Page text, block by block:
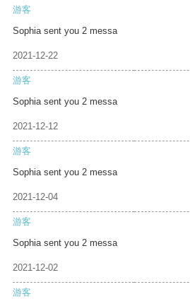
游客
Sophia sent you 2 messa
2021-12-22
游客
Sophia sent you 2 messa
2021-12-12
游客
Sophia sent you 2 messa
2021-12-04
游客
Sophia sent you 2 messa
2021-12-02
游客